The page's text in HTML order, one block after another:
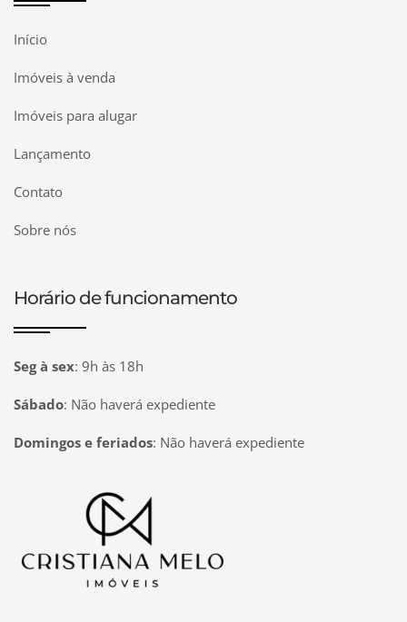
Início
Imóveis à venda
Imóveis para alugar
Lançamento
Contato
Sobre nós
Horário de funcionamento
Seg à sex: 9h às 18h
Sábado: Não haverá expediente
Domingos e feriados: Não haverá expediente
Página inicial